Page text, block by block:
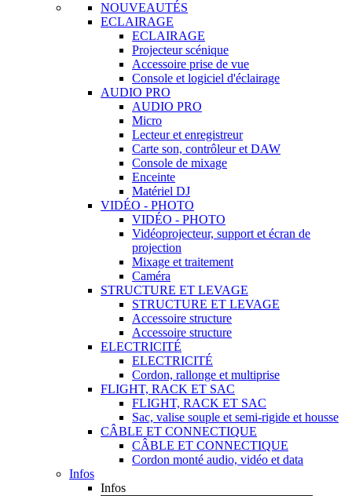
NOUVEAUTÉS
ECLAIRAGE
ECLAIRAGE
Projecteur scénique
Accessoire prise de vue
Console et logiciel d'éclairage
AUDIO PRO
AUDIO PRO
Micro
Lecteur et enregistreur
Carte son, contrôleur et DAW
Console de mixage
Enceinte
Matériel DJ
VIDÉO - PHOTO
VIDÉO - PHOTO
Vidéoprojecteur, support et écran de
projection
Mixage et traitement
Caméra
STRUCTURE ET LEVAGE
STRUCTURE ET LEVAGE
Accessoire structure
Accessoire structure
ELECTRICITÉ
ELECTRICITÉ
Cordon, rallonge et multiprise
FLIGHT, RACK ET SAC
FLIGHT, RACK ET SAC
Sac, valise souple et semi-rigide et housse
CÂBLE ET CONNECTIQUE
CÂBLE ET CONNECTIQUE
Cordon monté audio, vidéo et data
Infos
Infos